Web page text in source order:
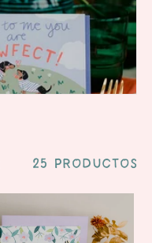
25 productos